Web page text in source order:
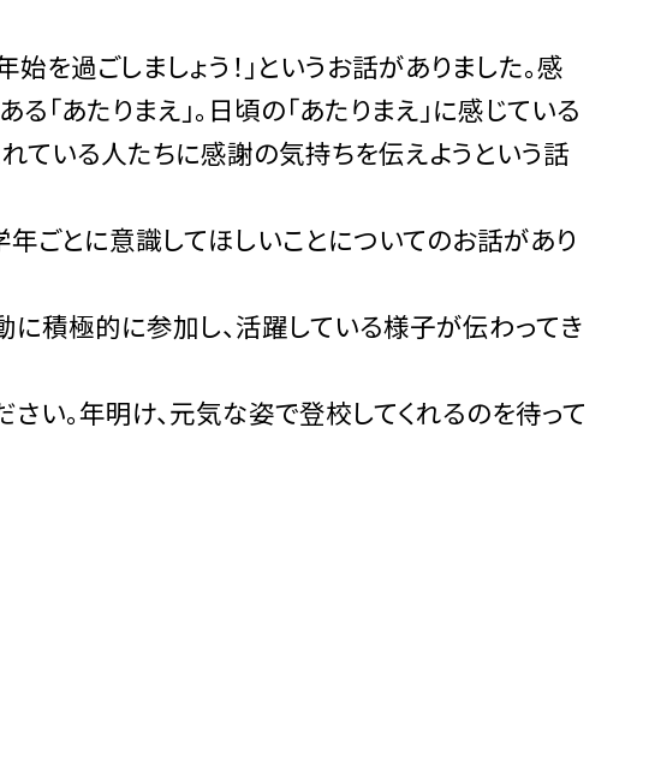
過ごしましょう！」というお話がありました。感
「あたりまえ」。日頃の「あたりまえ」に感じている
れている人たちに感謝の気持ちを伝えようという話
ごとに意識してほしいことについてのお話があり
積極的に参加し、活躍している様子が伝わってき
い。年明け、元気な姿で登校してくれるのを待って